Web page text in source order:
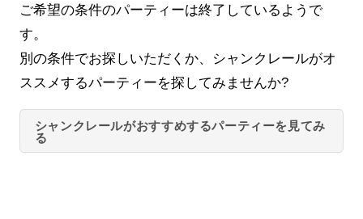
ご希望の条件のパーティーは終了しているようで
す。
別の条件でお探しいただくか、シャンクレールがオ
ススメするパーティーを探してみませんか?
シャンクレールがおすすめするパーティーを見てみ
る